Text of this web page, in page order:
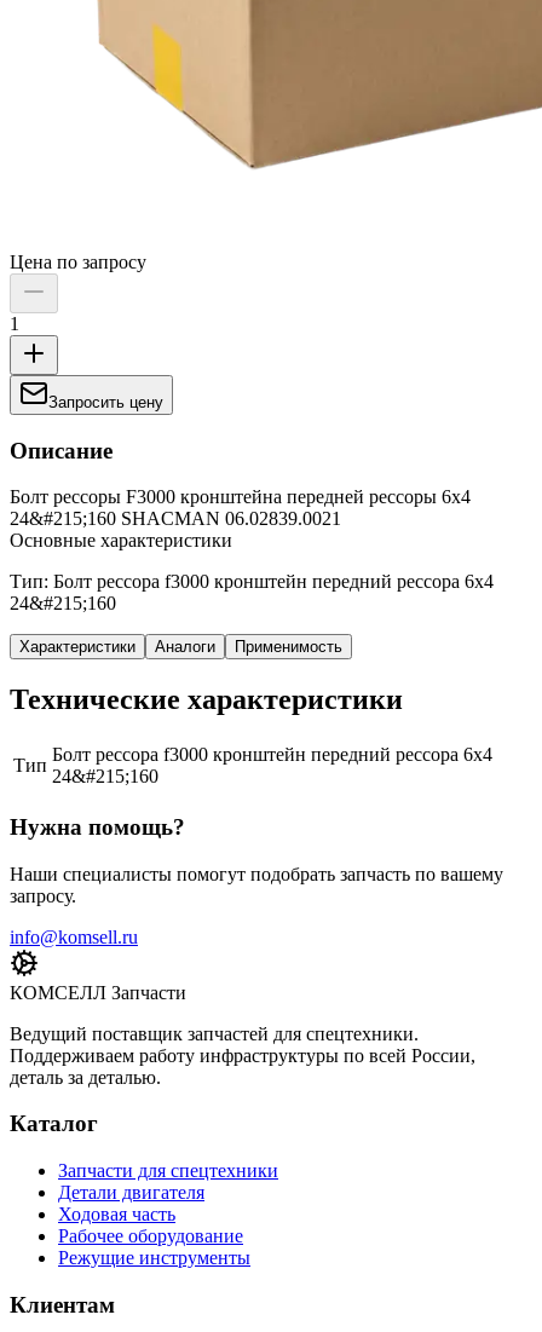
Цена по запросу
1
Запросить цену
Описание
Болт рессоры F3000 кронштейна передней рессоры 6х4
24&#215;160 SHACMAN 06.02839.0021
Основные характеристики
Тип: Болт рессора f3000 кронштейн передний рессора 6х4
24&#215;160
Характеристики Аналоги Применимость
Технические характеристики
Тип
Болт рессора f3000 кронштейн передний рессора 6х4
24&#215;160
Нужна помощь?
Наши специалисты помогут подобрать запчасть по вашему
запросу.
info@komsell.ru
КОМСЕЛЛ Запчасти
Ведущий поставщик запчастей для спецтехники.
Поддерживаем работу инфраструктуры по всей России,
деталь за деталью.
Каталог
Запчасти для спецтехники
Детали двигателя
Ходовая часть
Рабочее оборудование
Режущие инструменты
Клиентам